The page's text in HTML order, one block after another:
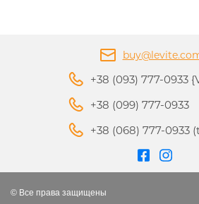
быстрее, чем на 13-дюймовом
даже на 60% быстрее, чем на 13-
Компиляция кода в Xcode
быстрее, чем на 13-дюймовом
на 40% быстрее, чем на 13-
выше в 3,5 раза, чем на 13-
+38 (093) 777-0933
+38 (099) 777-0933
+38 (068) 777-0933
© Все права защищены